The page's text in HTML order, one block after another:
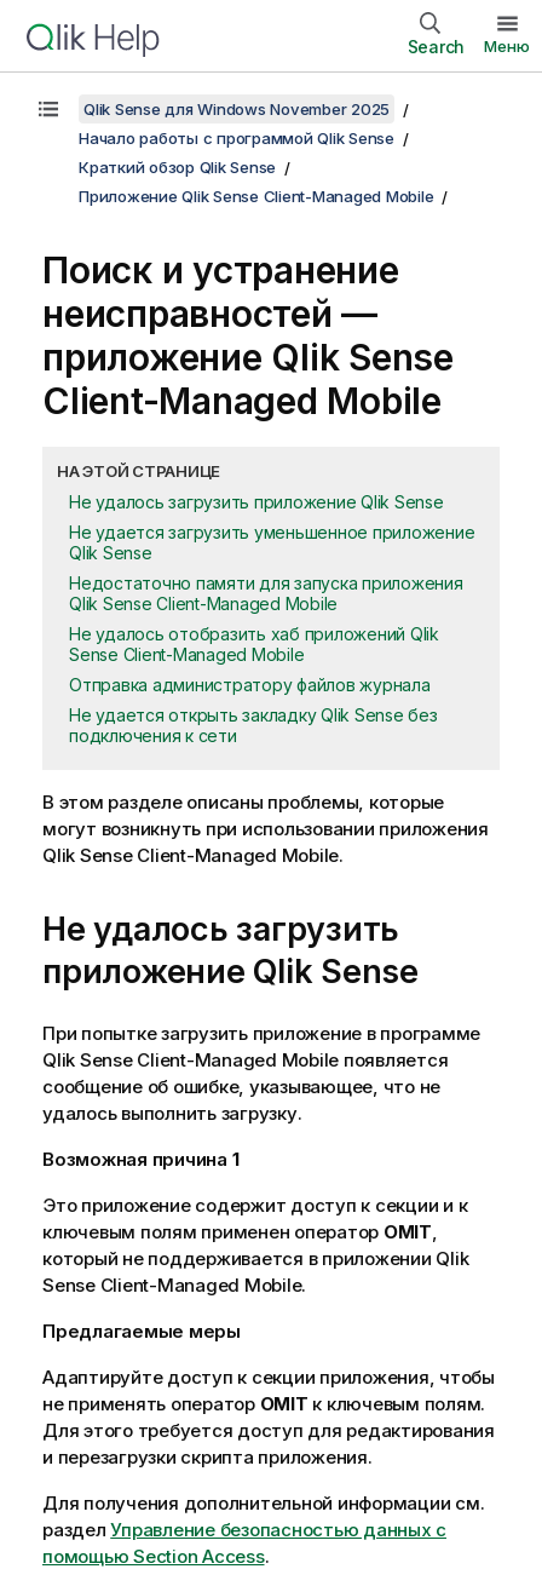
Search Меню
Qlik Sense для Windows November 2025
Начало работы с программой Qlik Sense
Краткий обзор Qlik Sense
Приложение Qlik Sense Client-Managed Mobile
Поиск и устранение
неисправностей —
приложение Qlik Sense
Client-Managed Mobile
НА ЭТОЙ СТРАНИЦЕ
Не удалось загрузить приложение Qlik Sense
Не удается загрузить уменьшенное приложение
Qlik Sense
Недостаточно памяти для запуска приложения
Qlik Sense Client-Managed Mobile
Не удалось отобразить хаб приложений Qlik
Sense Client-Managed Mobile
Отправка администратору файлов журнала
Не удается открыть закладку Qlik Sense без
подключения к сети
В этом разделе описаны проблемы, которые
могут возникнуть при использовании приложения
Qlik Sense Client-Managed Mobile.
Не удалось загрузить
приложение Qlik Sense
При попытке загрузить приложение в программе
Qlik Sense Client-Managed Mobile появляется
сообщение об ошибке, указывающее, что не
удалось выполнить загрузку.
Возможная причина 1
Это приложение содержит доступ к секции и к
ключевым полям применен оператор OMIT
который не поддерживается в приложении Qlik
Sense Client-Managed Mobile.
Предлагаемые меры
Адаптируйте доступ к секции приложения, чтобы
не применять оператор OMIT к ключевым полям.
Для этого требуется доступ для редактирования
и перезагрузки скрипта приложения.
Для получения дополнительной информации см.
разделУправление безопасностью данных с
помощью Section Access.